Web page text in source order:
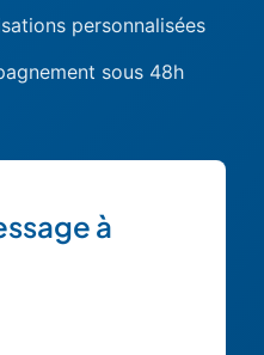
personnalisées
sous 48h
à